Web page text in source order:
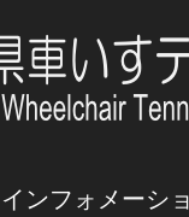
インフォメーシ